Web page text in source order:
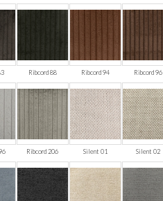
Ribcord 88 Ribcord 94 Ribcord 96
Ribcord 206 Silent 01 Silent 02